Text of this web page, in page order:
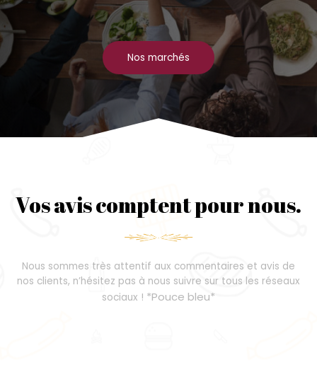
Nos marchés
Vos avis comptent pour nous.
Nous sommes très attentif aux commentaires et avis de
nos clients, n’hésitez pas à nous suivre sur tous les réseaux
sociaux ! *Pouce bleu*